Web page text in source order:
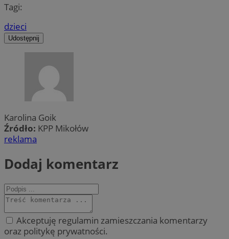
Tagi:
dzieci
Udostępnij
Karolina Goik
Źródło: KPP Mikołów
reklama
Dodaj komentarz
Akceptuję regulamin zamieszczania komentarzy
oraz politykę prywatności.